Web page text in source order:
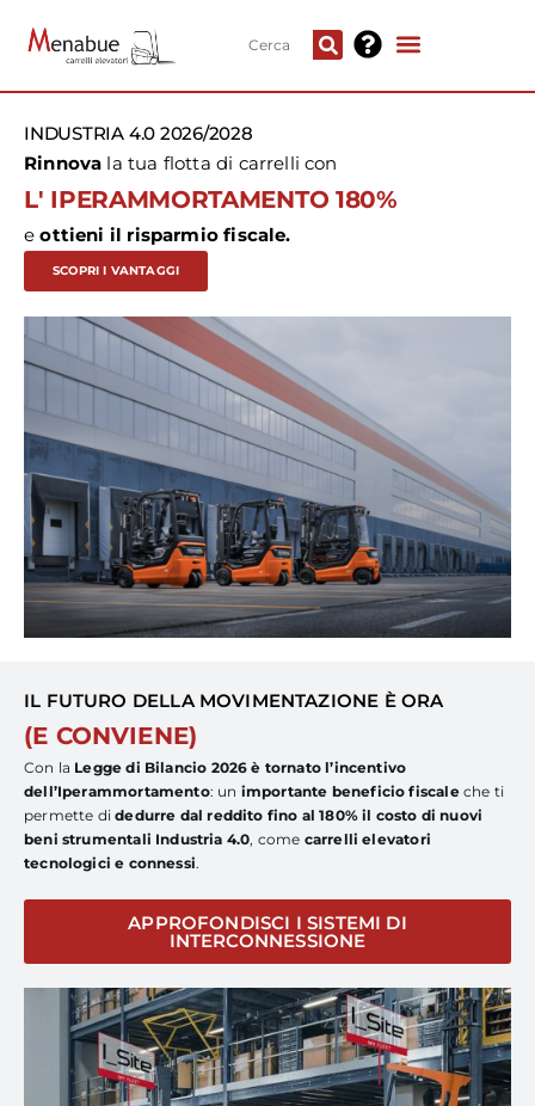
INDUSTRIA 4.0 2026/2028
Rinnova la tua flotta di carrelli con
L' IPERAMMORTAMENTO 180%
e ottieni il risparmio fiscale.
SCOPRI I VANTAGGI
IL FUTURO DELLA MOVIMENTAZIONE È ORA
(E CONVIENE)
Con la Legge di Bilancio 2026 è tornato l’incentivo
dell’Iperammortamento: un importante beneficio fiscaleche ti
permette didedurre dal reddito fino al 180% il costo di nuovi
beni strumentali Industria 4.0, come carrelli elevatori
tecnologici e connessi.
APPROFONDISCI I SISTEMI DI
INTERCONNESSIONE